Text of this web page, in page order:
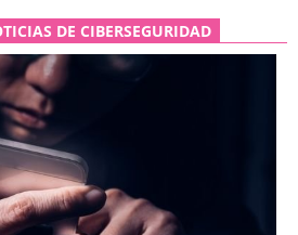
DE CIBERSEGURIDAD